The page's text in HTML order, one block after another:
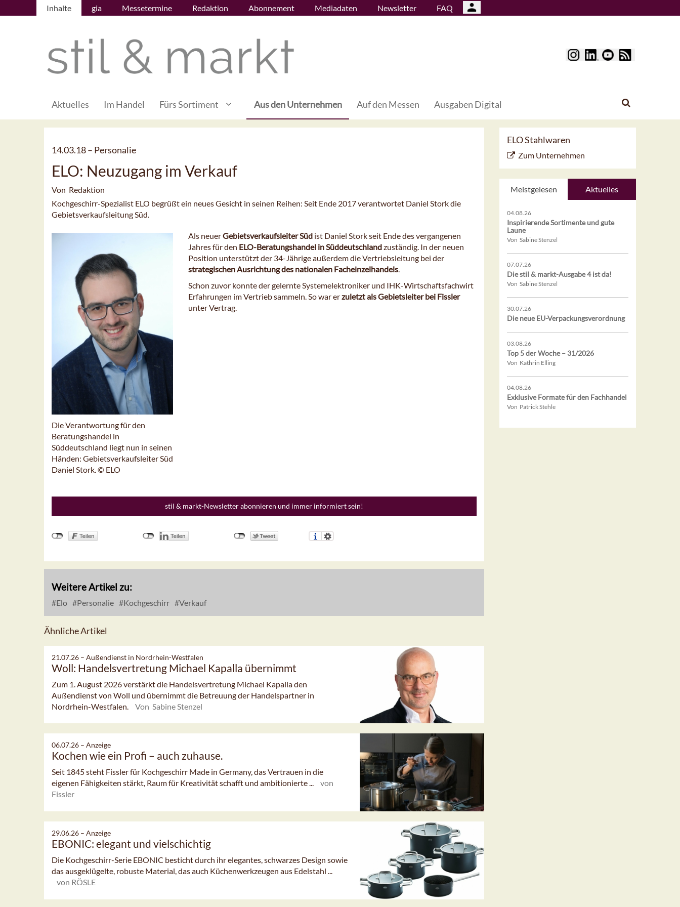
Inhalte gia Messetermine Redaktion Abonnement Mediadaten Newsletter FAQ
Aktuelles Im Handel Fürs Sortiment Aus den Unternehmen Auf den Messen Ausgaben Digital
14.03.18 – Personalie
ELO: Neuzugang im Verkauf
Von Redaktion
Kochgeschirr-Spezialist ELO begrüßt ein neues Gesicht in seinen Reihen: Seit Ende 2017 verantwortet Daniel Stork die
Gebietsverkaufsleitung Süd.
Die Verantwortung für den
Beratungshandel in
Süddeutschland liegt nun in seinen
Händen: Gebietsverkaufsleiter Süd
Daniel Stork. © ELO
Als neuerGebietsverkaufsleiter Süd ist Daniel Stork seit Ende des vergangenen
Jahres für den ELO-Beratungshandel in Süddeutschlandzuständig. In der neuen
Position unterstützt der 34-Jährige außerdem die Vertriebsleitung bei der
strategischen Ausrichtung des nationalen Facheinzelhandels.
Schon zuvor konnte der gelernte Systemelektroniker und IHK-Wirtschaftsfachwirt
Erfahrungen im Vertrieb sammeln. So war erzuletzt als Gebietsleiter bei Fissler
unter Vertrag.
stil & markt-Newsletter abonnieren und immer informiert sein!
Weitere Artikel zu:
Elo Personalie Kochgeschirr Verkauf
Ähnliche Artikel
21.07.26 – Außendienst in Nordrhein-Westfalen
Woll: Handelsvertretung Michael Kapalla übernimmt
Zum 1. August 2026 verstärkt die Handelsvertretung Michael Kapalla den
Außendienst von Woll und übernimmt die Betreuung der Handelspartner in
Nordrhein-Westfalen.
Von Sabine Stenzel
06.07.26 – Anzeige
Kochen wie ein Profi – auch zuhause.
Seit 1845 steht Fissler für Kochgeschirr Made in Germany, das Vertrauen in die
eigenen Fähigkeiten stärkt, Raum für Kreativität schafft und ambitionierte ...
von
Fissler
29.06.26 – Anzeige
EBONIC: elegant und vielschichtig
Die Kochgeschirr-Serie EBONIC besticht durch ihr elegantes, schwarzes Design sowie
das ausgeklügelte, robuste Material, das auch Küchenwerkzeugen aus Edelstahl ...
von RÖSLE
ELO Stahlwaren
Zum Unternehmen
Meistgelesen Aktuelles
04.08.26
Inspirierende Sortimente und gute
Laune
Von Sabine Stenzel
07.07.26
Die stil & markt-Ausgabe 4 ist da!
Von Sabine Stenzel
30.07.26
Die neue EU-Verpackungsverordnung
03.08.26
Top 5 der Woche – 31/2026
Von Kathrin Elling
04.08.26
Exklusive Formate für den Fachhandel
Von Patrick Stehle